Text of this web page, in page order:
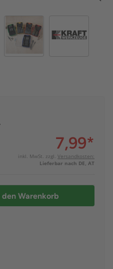
7,99*
inkl. MwSt. zzgl. Versandkosten:
Lieferbar nach DE, AT
den Warenkorb